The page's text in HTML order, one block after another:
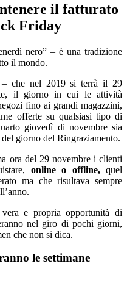
il fatturato
Friday
nero” – è una tradizione
il mondo.
– che nel 2019 si terrà il 29
il giorno in cui le attività
fino ai grandi magazzini,
offerte su qualsiasi tipo di
giovedì di novembre sia
giorno del Ringraziamento.
ora del 29 novembre i clienti
online o offline,quel
ma che risultava sempre
e propria opportunità di
nel giro di pochi giorni,
che non si dica.
le settimane